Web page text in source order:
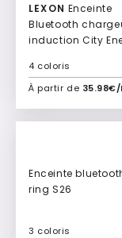
LEXON
Bluetooth
induction City
À partir de 35.98€/
4 coloris
Ajouter à mon
Enceinte
ring S26
3 coloris